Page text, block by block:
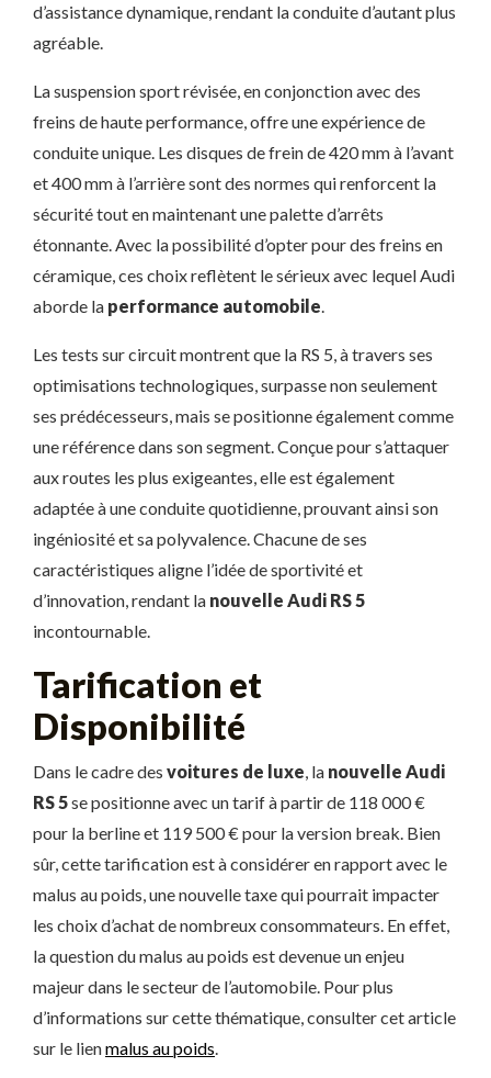
d’assistance dynamique, rendant la conduite d’autant plus
agréable.
La suspension sport révisée, en conjonction avec des
freins de haute performance, offre une expérience de
conduite unique. Les disques de frein de 420 mm à l’avant
et 400 mm à l’arrière sont des normes qui renforcent la
sécurité tout en maintenant une palette d’arrêts
étonnante. Avec la possibilité d’opter pour des freins en
céramique, ces choix reflètent le sérieux avec lequel Audi
aborde la performance automobile.
Les tests sur circuit montrent que la RS 5, à travers ses
optimisations technologiques, surpasse non seulement
ses prédécesseurs, mais se positionne également comme
une référence dans son segment. Conçue pour s’attaquer
aux routes les plus exigeantes, elle est également
adaptée à une conduite quotidienne, prouvant ainsi son
ingéniosité et sa polyvalence. Chacune de ses
caractéristiques aligne l’idée de sportivité et
d’innovation, rendant la nouvelle Audi RS 5
incontournable.
Tarification et
Disponibilité
Dans le cadre des voitures de luxe, la nouvelle Audi
RS 5se positionne avec un tarif à partir de 118 000 €
pour la berline et 119 500 € pour la version break. Bien
sûr, cette tarification est à considérer en rapport avec le
malus au poids, une nouvelle taxe qui pourrait impacter
les choix d’achat de nombreux consommateurs. En effet,
la question du malus au poids est devenue un enjeu
majeur dans le secteur de l’automobile. Pour plus
d’informations sur cette thématique, consulter cet article
sur le lienmalus au poids.